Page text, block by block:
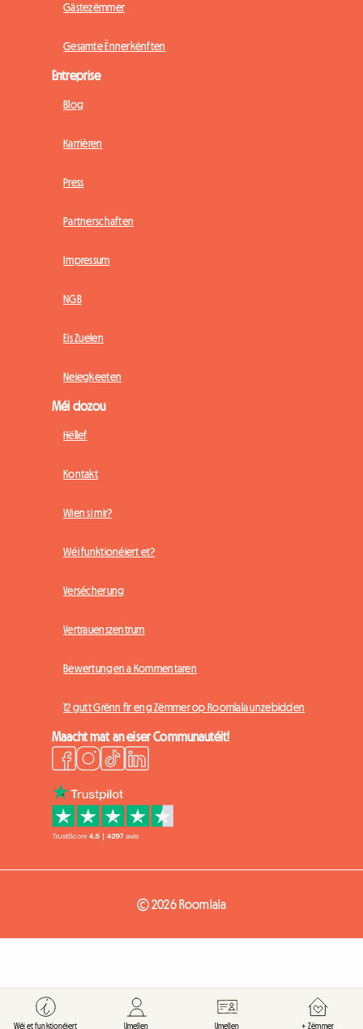
Gästezëmmer
Gesamte Ënnerkënften
Entreprise
Blog
Karrièren
Press
Partnerschaften
Impressum
NGB
Eis Zuelen
Neiegkeeten
Méi dozou
Hëllef
Kontakt
Wien si mir?
Wéi funktionéiert et?
Versécherung
Vertrauenszentrum
Bewertungen a Kommentaren
12 gutt Grënn fir eng Zëmmer op Roomlala unzebidden
Maacht mat an eiser Communautéit!
© 2026 Roomlala
Wéi et funktionéiert Umellen Umellen + Zëmmer